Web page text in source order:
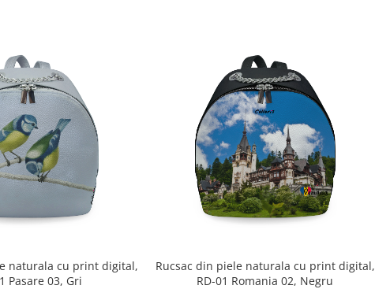
naturala cu print digital,
Pasare 03, Gri
Rucsac din piele naturala cu print digital,
RD-01 Romania 02, Negru